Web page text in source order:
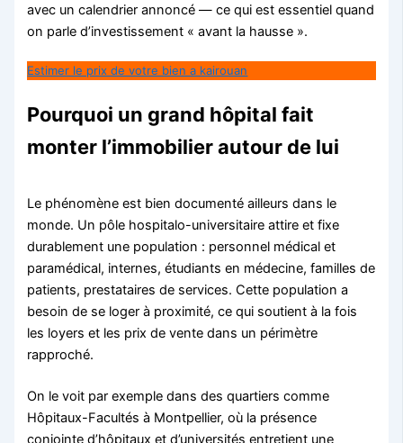
avec un calendrier annoncé — ce qui est essentiel quand
on parle d’investissement « avant la hausse ».
Estimer le prix de votre bien a kairouan
Pourquoi un grand hôpital fait
monter l’immobilier autour de lui
Le phénomène est bien documenté ailleurs dans le
monde. Un pôle hospitalo-universitaire attire et fixe
durablement une population : personnel médical et
paramédical, internes, étudiants en médecine, familles de
patients, prestataires de services. Cette population a
besoin de se loger à proximité, ce qui soutient à la fois
les loyers et les prix de vente dans un périmètre
rapproché.
On le voit par exemple dans des quartiers comme
Hôpitaux-Facultés à Montpellier, où la présence
conjointe d’hôpitaux et d’universités entretient une